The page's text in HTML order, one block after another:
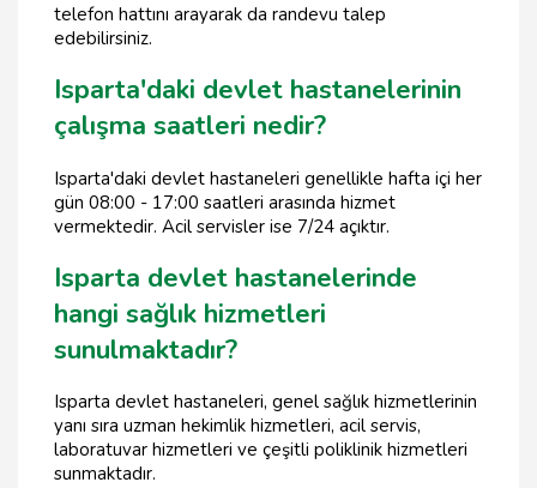
telefon hattını arayarak da randevu talep
edebilirsiniz.
Isparta'daki devlet hastanelerinin
çalışma saatleri nedir?
Isparta'daki devlet hastaneleri genellikle hafta içi her
gün 08:00 - 17:00 saatleri arasında hizmet
vermektedir. Acil servisler ise 7/24 açıktır.
Isparta devlet hastanelerinde
hangi sağlık hizmetleri
sunulmaktadır?
Isparta devlet hastaneleri, genel sağlık hizmetlerinin
yanı sıra uzman hekimlik hizmetleri, acil servis,
laboratuvar hizmetleri ve çeşitli poliklinik hizmetleri
sunmaktadır.